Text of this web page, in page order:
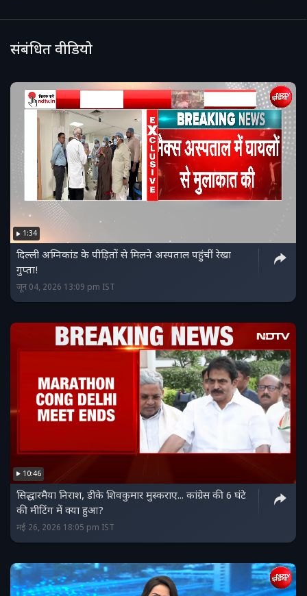
संबंधित वीडियो
1:34
दिल्ली अग्निकांड के पीड़ितों से मिलने अस्पताल पहुंचीं रेखा
गुप्ता!
जून 04, 2026 13:09 pm IST
10:46
सिद्धारमैया निराश, डीके शिवकुमार मुस्कराए... कांग्रेस की 6 घंटे
की मीटिंग में क्या हुआ?
मई 26, 2026 18:05 pm IST